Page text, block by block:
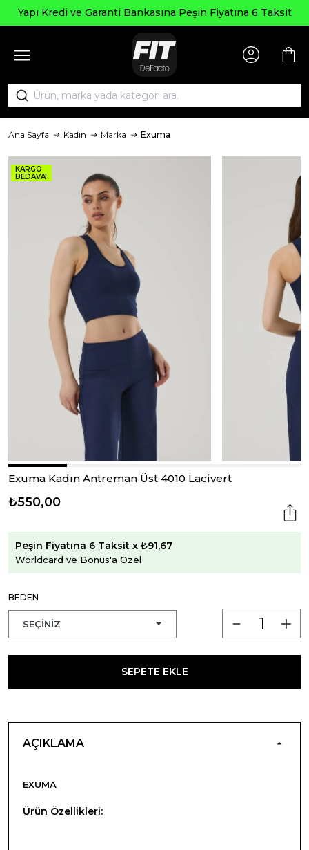
Yapı Kredi ve Garanti Bankasına Peşin Fiyatına 6 Taksit
Ana Sayfa Kadın Marka Exuma
KARGO
BEDAVA!
Exuma Kadın Antreman Üst 4010 Lacivert
₺550,00
Peşin Fiyatına 6 Taksit x ₺91,67
Worldcard ve Bonus'a Özel
BEDEN
SEPETE EKLE
AÇIKLAMA
EXUMA
Ürün Özellikleri: